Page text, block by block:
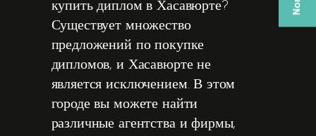
купить диплом в Хасавюрте?
Существует множество
предложений по покупке
дипломов, и Хасавюрте не
является исключением. В этом
городе вы можете найти
различные агентства и фирмы,